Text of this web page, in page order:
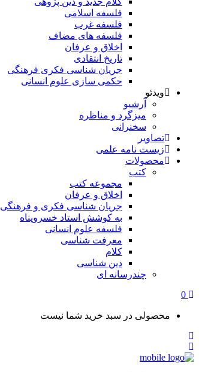
فلسفه اسلامی
فلسفه غرب
فلسفه های مضاف
اخلاق و عرفان
تاریخ انتقادی
جریان شناسی فکری فرهنگی
حکمی سازی علوم انسانی
ویدئو
آرشیو
میزگرد و مناظره
سخنرانی
تصاویر
زیست نامه علمی
محصولات
کتب
مجموعه کتب
اخلاق و عرفان
جریان شناسی فکری و فرهنگی
به کوشش استاد خسروپناه
فلسفه علوم انسانی
معرفت شناسی
کلام
دین شناسی
چندرسانه ای
0
محصولی در سبد خرید شما نیست